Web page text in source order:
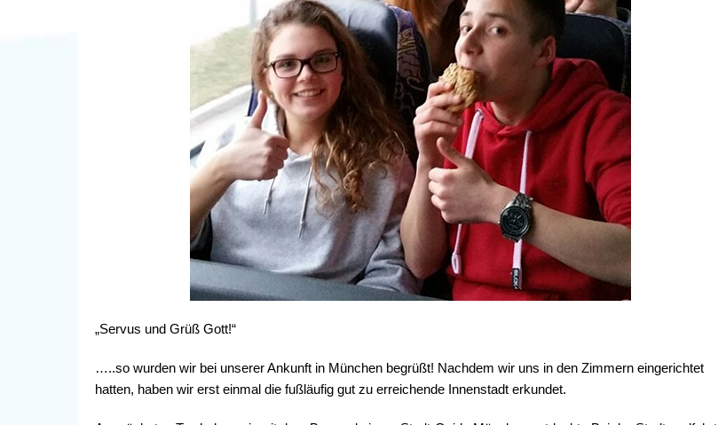
„Servus und Grüß Gott!“
…..so wurden wir bei unserer Ankunft in München begrüßt! Nachdem wir uns in den Zimmern eingerichtet
hatten, haben wir erst einmal die fußläufig gut zu erreichende Innenstadt erkundet.